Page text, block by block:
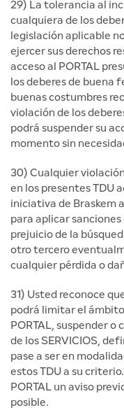
29) La tolerancia al
cualquiera de los
legislación aplicable
ejercer sus derechos
acceso al PORTAL
los deberes de buena
buenas costumbres
violación de los
podrá suspender su
momento sin
30) Cualquier
en los presentes TDU
iniciativa de Braskem
para aplicar
prejuicio de la
otro tercero
cualquier pérdida o
31) Usted reconoce
podrá limitar el
PORTAL, suspender
de los SERVICIOS,
pase a ser en
estos TDU a su
PORTAL un aviso
posible.